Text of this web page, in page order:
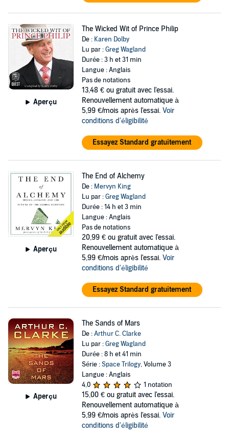
Aperçu
The Wicked Wit of Prince Philip
De : Karen Dolby
Lu par :Greg Wagland
Durée : 3 h et 31 min
Langue : Anglais
Pas de notations
13,48 € ou gratuit avec l'essai.
Renouvellement automatique à
5,99 €/mois après l'essai. Voir
conditions d'éligibilité
Essayez Standard gratuitement
Aperçu
The End of Alchemy
De : Mervyn King
Lu par :Greg Wagland
Durée : 14 h et 3 min
Langue : Anglais
Pas de notations
20,99 € ou gratuit avec l'essai.
Renouvellement automatique à
5,99 €/mois après l'essai. Voir
conditions d'éligibilité
Essayez Standard gratuitement
Aperçu
The Sands of Mars
De :Arthur C. Clarke
Lu par :Greg Wagland
Durée : 8 h et 41 min
Série :Space Trilogy, Volume 3
Langue : Anglais
4,0
1 notation
15,00 € ou gratuit avec l'essai.
Renouvellement automatique à
5,99 €/mois après l'essai. Voir
conditions d'éligibilité